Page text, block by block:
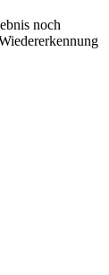
noch